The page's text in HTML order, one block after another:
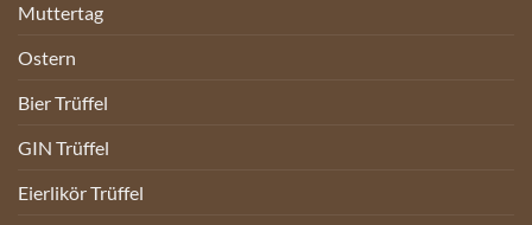
Muttertag
Ostern
Bier Trüffel
GIN Trüffel
Eierlikör Trüffel